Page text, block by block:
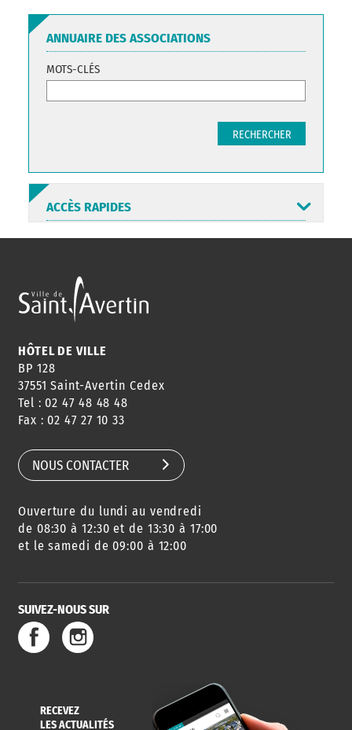
ANNUAIRE DES ASSOCIATIONS
MOTS-CLÉS
RECHERCHER
ACCÈS RAPIDES
ANNUAIRE
HORAIRES
CONSEILS
DE QUARTIER
AGENDA
DES SORTIES
URBANISME
SERVICE
DE L'EAU
HÔTEL DE VILLE
BP 128
37551 Saint-Avertin Cedex
Tel : 02 47 48 48 48
Fax : 02 47 27 10 33
NOUS CONTACTER
Ouverture du lundi au vendredi
de 08:30 à 12:30 et de 13:30 à 17:00
et le samedi de 09:00 à 12:00
SUIVEZ-NOUS SUR
RECEVEZ
LES ACTUALITÉS